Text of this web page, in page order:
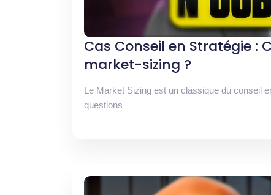
Cas Conseil en Stratégie :
market-sizing ?
Le Market Sizing est un classique du conseil
questions